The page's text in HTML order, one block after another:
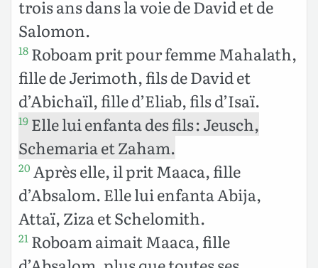
trois ans dans la voie de David et de
Salomon.
18 Roboam prit pour femme Mahalath,
fille de Jerimoth, fils de David et
d’Abichaïl, fille d’Eliab, fils d’Isaï.
19 Elle lui enfanta des fils : Jeusch,
Schemaria et Zaham.
20 Après elle, il prit Maaca, fille
d’Absalom. Elle lui enfanta Abija,
Attaï, Ziza et Schelomith.
21 Roboam aimait Maaca, fille